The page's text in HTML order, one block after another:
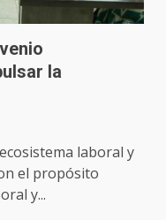
la
laboral y
el propósito
y...